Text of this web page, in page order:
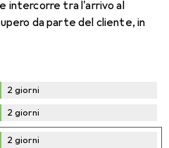
intercorre tra l'arrivo al
da parte del cliente, in
2 giorni
2 giorni
2 giorni